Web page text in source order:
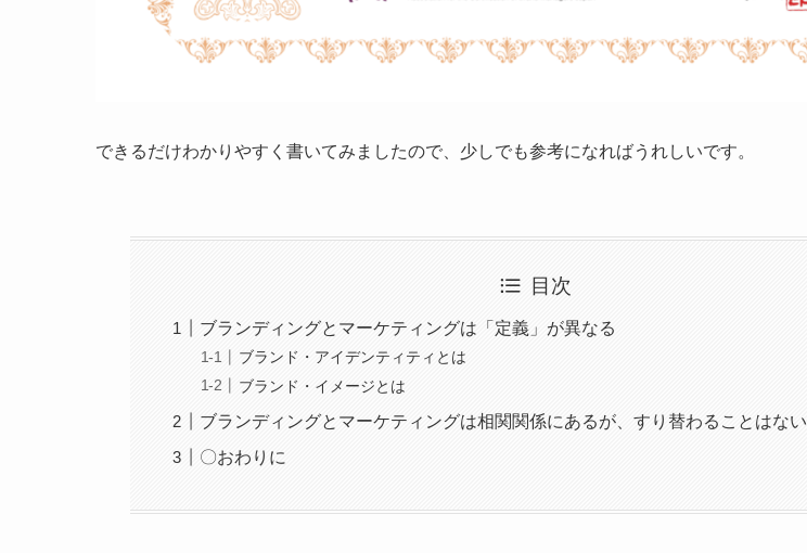
できるだけわかりやすく書いてみましたので、少しでも参考になればうれしいです。
目次
ブランディングとマーケティングは「定義」が異なる
ブランド・アイデンティティとは
ブランド・イメージとは
ブランディングとマーケティングは相関関係にあるが、すり替わることはない
〇おわりに